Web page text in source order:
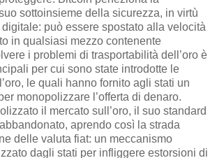
sottoinsieme della sicurezza, in virtù
può essere spostato alla velocità
in qualsiasi mezzo contenente
i problemi di trasportabilità dell’oro è
per cui sono state introdotte le
le quali hanno fornito agli stati un
monopolizzare l’offerta di denaro.
il mercato sull’oro, il suo standard
aprendo così la strada
delle valuta fiat: un meccanismo
dagli stati per infliggere estorsioni di